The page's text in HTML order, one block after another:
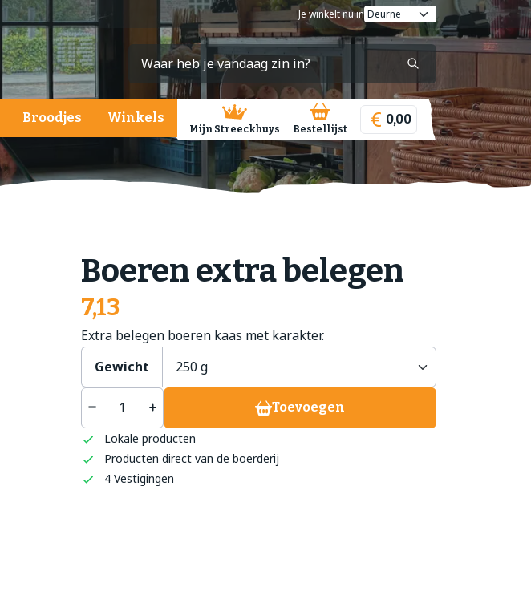
Je winkelt nu in
't Streeckhuys Deurne
Haageind 24
0493 - 782 211
info@streeckhuys.nl
Broodjes Winkels
Mijn Streeckhuys Bestellijst
0,00
Boeren extra belegen
7,13
Extra belegen boeren kaas met karakter.
Gewicht
Toevoegen
Lokale producten
Producten direct van de boerderij
4 Vestigingen